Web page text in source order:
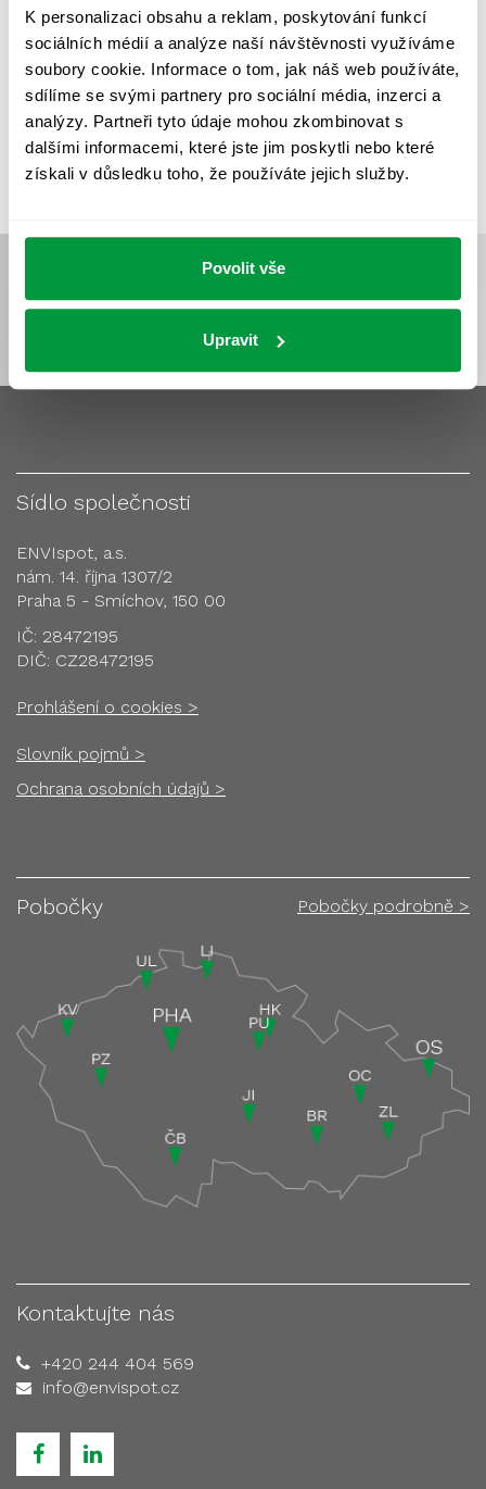
K personalizaci obsahu a reklam, poskytování funkcí
sociálních médií a analýze naší návštěvnosti využíváme
soubory cookie. Informace o tom, jak náš web používáte,
sdílíme se svými partnery pro sociální média, inzerci a
analýzy. Partneři tyto údaje mohou zkombinovat s
dalšími informacemi, které jste jim poskytli nebo které
získali v důsledku toho, že používáte jejich služby.
Povolit vše
Upravit
UMĚLÉ OSVĚTLENÍ VEŘEJNÉ OSVĚTLENÍ
VÝPOČET ZASTÍNĚNÍ
VÝPOČTY A NÁVRHY ZASTÍNĚNÍ
ZKOUŠKY NOUZOVÉHO OSVĚTLENÍ
Sídlo společnosti
ENVIspot, a.s.
nám. 14. října 1307/2
Praha 5 - Smíchov, 150 00
IČ: 28472195
DIČ: CZ28472195
Prohlášení o cookies >
Slovník pojmů >
Ochrana osobních údajů >
Pobočky Pobočky podrobně >
Kontaktujte nás
+420 244 404 569
info@envispot.cz